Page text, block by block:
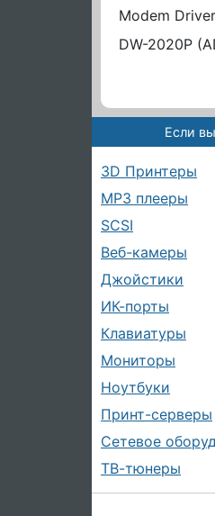
Modem
DW-2020P
Если
3D Принтеры
MP3 плееры
SCSI
Веб-камеры
Джойстики
ИК-порты
Клавиатуры
Мониторы
Ноутбуки
Принт-серверы
Сетевое
ТВ-тюнеры